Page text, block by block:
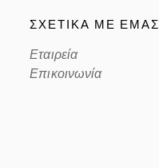
ΣΧΕΤΙΚΑ ΜΕ ΕΜΑΣ
Εταιρεία
Επικοινωνία